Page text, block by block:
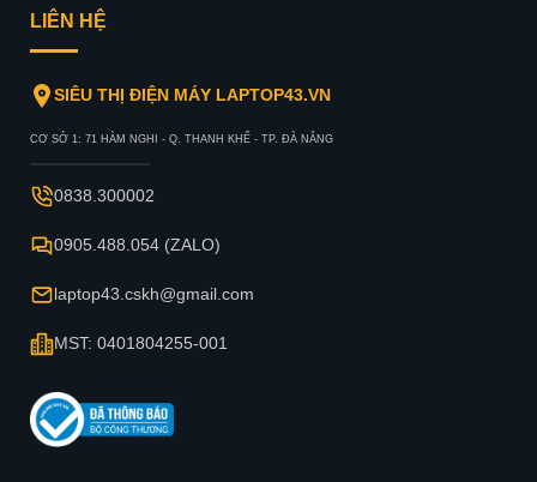
LIÊN HỆ
SIÊU THỊ ĐIỆN MÁY LAPTOP43.VN
CƠ SỞ 1: 71 HÀM NGHI - Q. THANH KHẾ - TP. ĐÀ NẴNG
0838.300002
0905.488.054 (ZALO)
laptop43.cskh@gmail.com
MST: 0401804255-001